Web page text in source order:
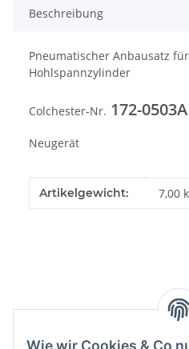
Beschreibung
Pneumatischer Anbausatz für
Hohlspannzylinder
Colchester-Nr. 172-0503A
Neugerät
Produkteigenschaft
Wert
Artikelgewicht: 7,00
Kategorien